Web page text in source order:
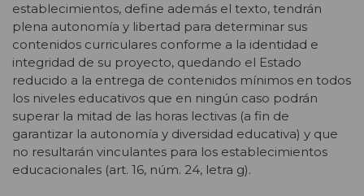
establecimientos, define además el texto, tendrán
plena autonomía y libertad para determinar sus
contenidos curriculares conforme a la identidad e
integridad de su proyecto, quedando el Estado
reducido a la entrega de contenidos mínimos en todos
los niveles educativos que en ningún caso podrán
superar la mitad de las horas lectivas (a fin de
garantizar la autonomía y diversidad educativa) y que
no resultarán vinculantes para los establecimientos
educacionales (art. 16, núm. 24, letra g).